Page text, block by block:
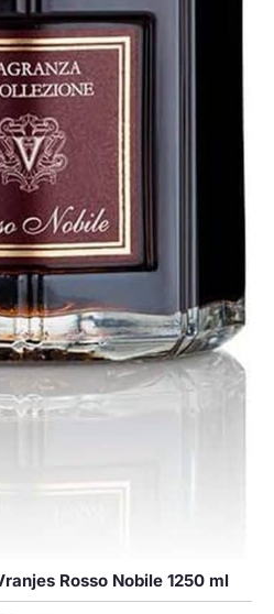
Rosso Nobile 1250 ml